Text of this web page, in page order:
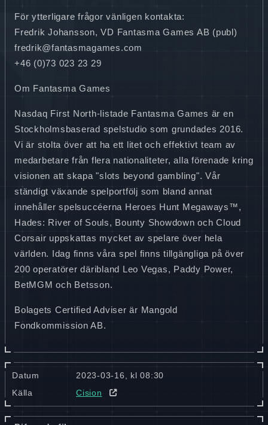
För ytterligare frågor vänligen kontakta:
Fredrik Johansson, VD Fantasma Games AB (publ)
fredrik@fantasmagames.com
+46 (0)73 023 23 29
Om Fantasma Games
Nasdaq First North-listade Fantasma Games är en
Stockholmsbaserad spelstudio som grundades 2016.
Vi är stolta över att ha ett litet och effektivt team av
medarbetare från flera nationaliteter, alla förenade kring
visionen att skapa "slots beyond gambling". Vår
ständigt växande spelportfölj som bland annat
innehåller spelsuccéerna Heroes Hunt Megaways™,
Hades: River of Souls, Bounty Showdown och Cloud
Corsair uppskattas mycket av spelare över hela
världen. Idag finns våra spel finns tillgängliga på över
200 operatörer däribland Leo Vegas, Paddy Power,
BetMGM och Betsson.
Bolagets Certified Adviser är Mangold
Fondkommission AB.
Datum
2023-03-16, kl 08:30
Källa
Cision